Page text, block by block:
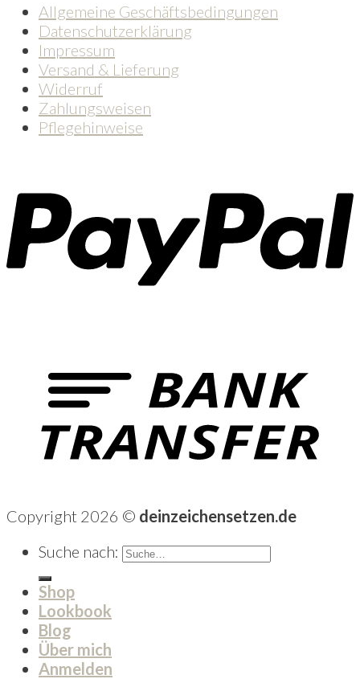
Allgemeine Geschäftsbedingungen
Datenschutzerklärung
Impressum
Versand & Lieferung
Widerruf
Zahlungsweisen
Pflegehinweise
Copyright 2026 © deinzeichensetzen.de
Suche nach:
Shop
Lookbook
Blog
Über mich
Anmelden